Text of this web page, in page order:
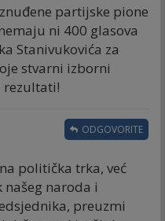
partijske pione
ni 400 glasova
Stanivukovića za
stvarni izborni
rezultati!
politička trka, već
naroda i
preuzmi
ODGOVORITE